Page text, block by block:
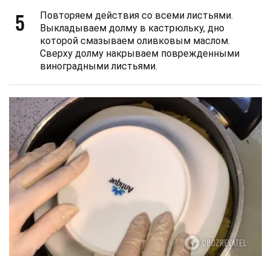
5
Повторяем действия со всеми листьями.
Выкладываем долму в кастрюльку, дно
которой смазываем оливковым маслом.
Сверху долму накрываем поврежденными
виноградными листьями.